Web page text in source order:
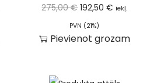
275,00€ 192,50€ iekļ.
PVN (21%)
Pievienot grozam